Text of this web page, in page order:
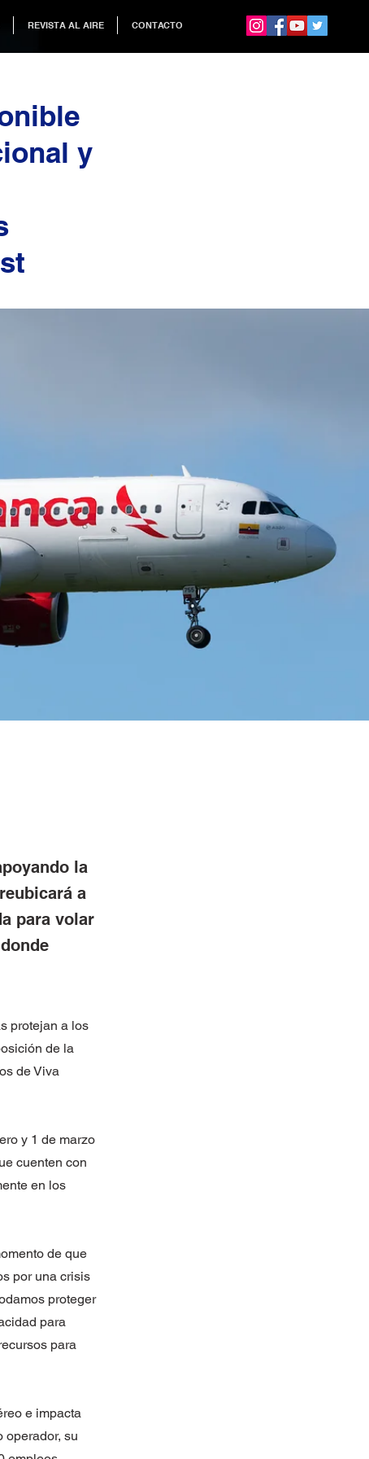
REVISTA AL AIRE CONTACTO
y
la
a
para volar
protejan a los
de la
de Viva
y 1 de marzo
cuenten con
en los
de que
por una crisis
proteger
para
para
e impacta
operador, su